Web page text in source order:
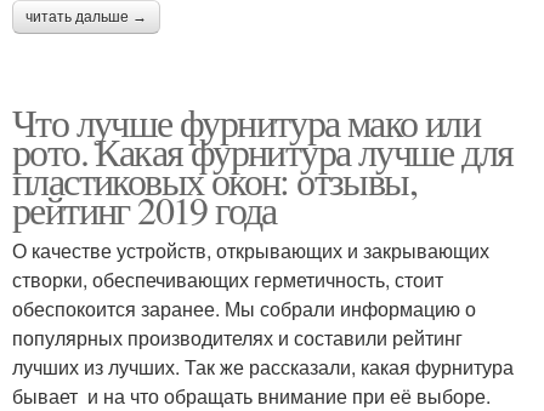
читать дальше →
Что лучше фурнитура мако или
рото. Какая фурнитура лучше для
пластиковых окон: отзывы,
рейтинг 2019 года
О качестве устройств, открывающих и закрывающих
створки, обеспечивающих герметичность, стоит
обеспокоится заранее. Мы собрали информацию о
популярных производителях и составили рейтинг
лучших из лучших. Так же рассказали, какая фурнитура
бывает и на что обращать внимание при её выборе.